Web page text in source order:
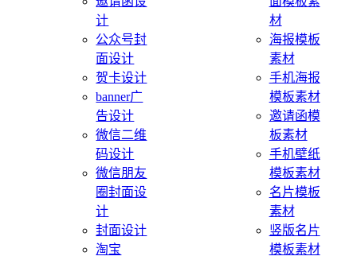
计
公众号封
面设计
贺卡设计
banner广
告设计
微信二维
码设计
微信朋友
圈封面设
计
封面设计
淘宝
材
海报模板
素材
手机海报
模板素材
邀请函模
板素材
手机壁纸
模板素材
名片模板
素材
竖版名片
模板素材